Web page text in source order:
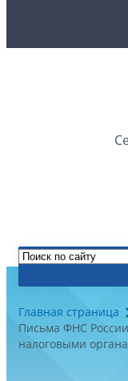
Главная страница
Письма ФНС
налоговыми